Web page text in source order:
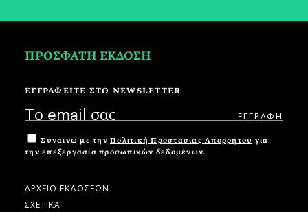
ΠΡΟΣΦΑΤΗ ΕΚΔΟΣΗ
ΕΓΓΡΑΦΕΙΤΕ ΣΤΟ NEWSLETTER
Συναινώ με την Πολιτική Προστασίας Απορρήτου για
την επεξεργασία προσωπικών δεδομένων.
ΑΡΧΕΙΟ ΕΚΔΟΣΕΩΝ
ΣΧΕΤΙΚΑ